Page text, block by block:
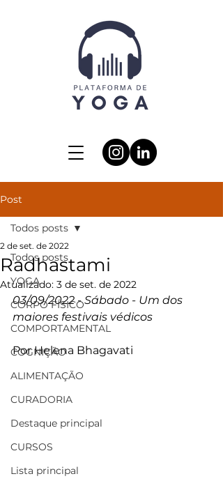
Post
Todos posts
YOGA
CORPO FÍSICO
COMPORTAMENTAL
COGNIÇÃO
ALIMENTAÇÃO
CURADORIA
Destaque principal
CURSOS
Lista principal
Todos posts
Radhastami
2 de set. de 2022
Atualizado: 3 de set. de 2022
03/09/2022 - Sábado - Um dos
maiores festivais védicos
Por Helena Bhagavati